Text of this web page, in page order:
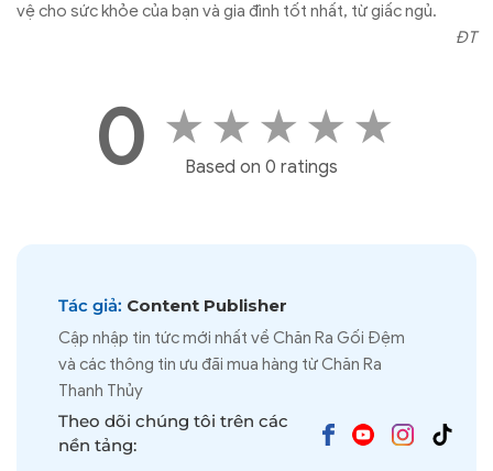
vệ cho sức khỏe của bạn và gia đình tốt nhất, từ giấc ngủ.
ĐT
0 ★ ★ ★ ★ ★
Based on 0 ratings
Tác giả: Content Publisher
Cập nhập tin tức mới nhất về Chăn Ra Gối Đệm
và các thông tin ưu đãi mua hàng từ Chăn Ra
Thanh Thủy
Theo dõi chúng tôi trên các
nền tảng: